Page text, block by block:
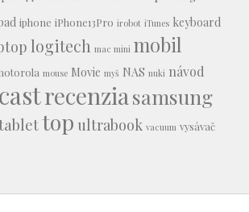
iphone iPhone13Pro irobot iTunes keyboard
logitech mac mini mobil
mouse Movie myš NAS nuki návod
recenziasamsung
top ultrabook vacuum vysávač